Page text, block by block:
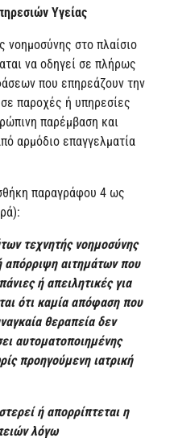
Υγείας
νοημοσύνης στο πλαίσιο
να οδηγεί σε πλήρως
που επηρεάζουν την
παροχές ή υπηρεσίες
παρέμβαση και
αρμόδιο επαγγελματία
παραγράφου 4 ως
τεχνητής νοημοσύνης
απόρριψη αιτημάτων που
ή απειλητικές για
ότι καμία απόφαση που
θεραπεία δεν
αυτοματοποιημένης
προηγούμενη ιατρική
ή απορρίπτεται η
λόγω